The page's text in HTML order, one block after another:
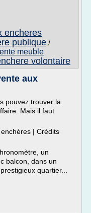
encheres
publique /
meuble
volontaire
aux
pouvez trouver la
Mais il faut
| Crédits
un
balcon, dans un
quartier...